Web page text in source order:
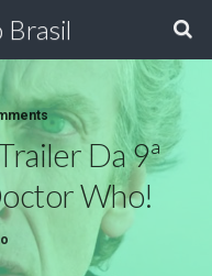
Da 9ª
Who!